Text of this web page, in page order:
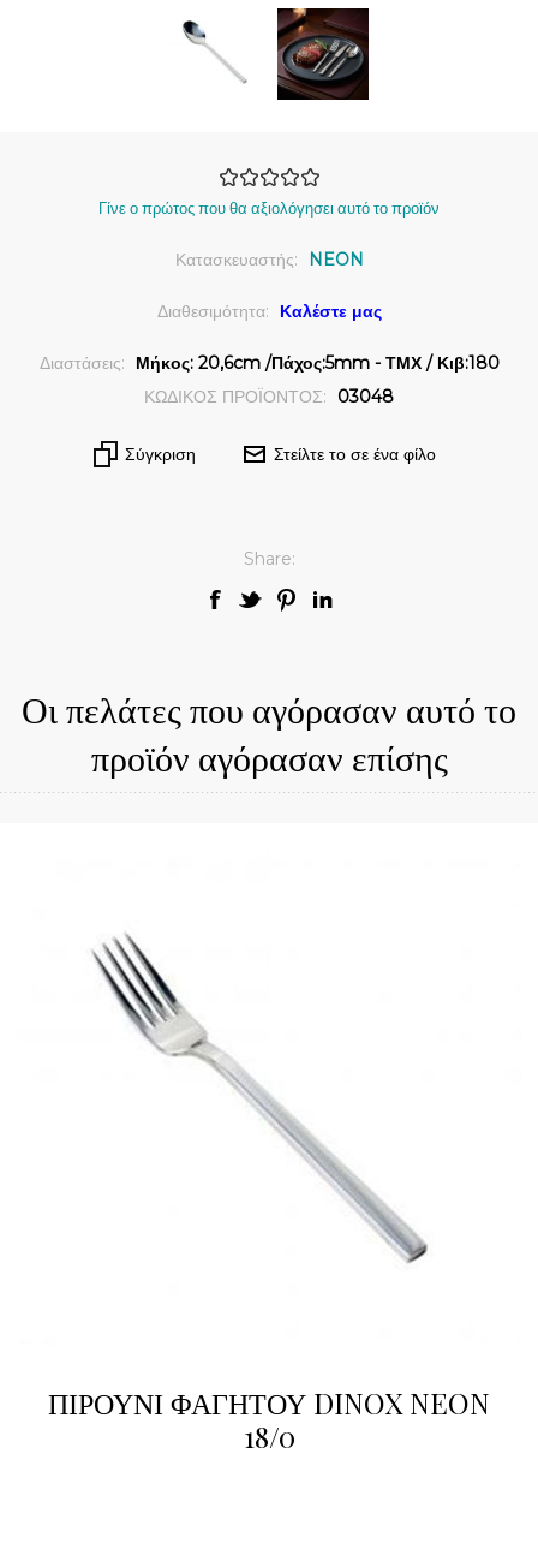
Γίνε ο πρώτος που θα αξιολόγησει αυτό το προϊόν
Κατασκευαστής: NEON
Διαθεσιμότητα: Καλέστε μας
Διαστάσεις:
Μήκος: 20,6cm /Πάχος:5mm - ΤΜΧ / Κιβ:180
ΚΩΔΙΚΟΣ ΠΡΟΪΟΝΤΟΣ:
03048
Σύγκριση Στείλτε το σε ένα φίλο
Share:
Οι πελάτες που αγόρασαν αυτό το
προϊόν αγόρασαν επίσης
ΠΙΡΟΥΝΙ ΦΑΓΗΤΟΥ DINOX NEON
18/0